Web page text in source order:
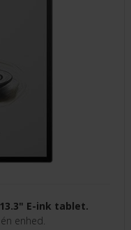
E-ink tablet.
enhed.